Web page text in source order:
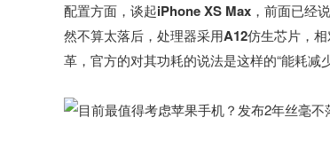
配置方面， 谈起iPhone XS Max，前面已经
然不算太落后，处理器采用A12仿生芯片，
革，官方的对其功耗的说法是这样的“能耗减